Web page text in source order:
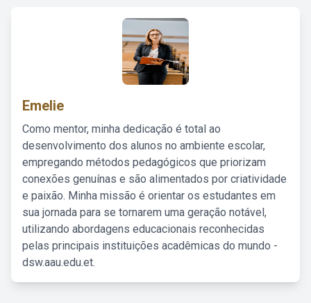
Emelie
Como mentor, minha dedicação é total ao
desenvolvimento dos alunos no ambiente escolar,
empregando métodos pedagógicos que priorizam
conexões genuínas e são alimentados por criatividade
e paixão. Minha missão é orientar os estudantes em
sua jornada para se tornarem uma geração notável,
utilizando abordagens educacionais reconhecidas
pelas principais instituições acadêmicas do mundo -
dsw.aau.edu.et.